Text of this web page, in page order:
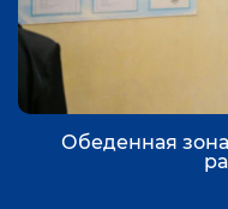
Обеденная